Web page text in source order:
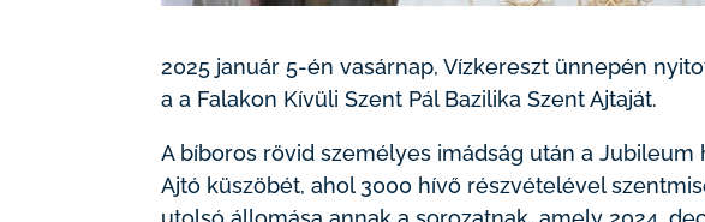
2025 január 5-én vasárnap, Vízkereszt ünnepén
a a Falakon Kívüli Szent Pál Bazilika Szent Ajtaját.
A bíboros rövid személyes imádság után a
Ajtó küszöbét, ahol 3000 hívő részvételével